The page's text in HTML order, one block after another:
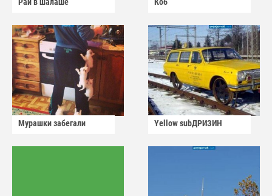
Рай в шалаше
Коб
Мурашки забегали Yellow subДРИЗИН